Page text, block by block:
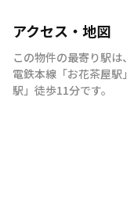
アクセス・地図
この物件の最寄り駅は、
電鉄本線 「お花茶屋駅 」
駅 」 徒歩11分です。